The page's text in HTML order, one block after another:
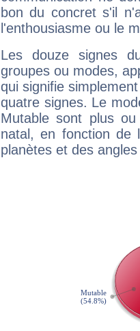
bon du concret s'il
l'enthousiasme ou le
Les douze signes
groupes ou modes,
qui signifie
quatre signes. Le
Mutable sont plus
natal, en fonction de
planètes et des